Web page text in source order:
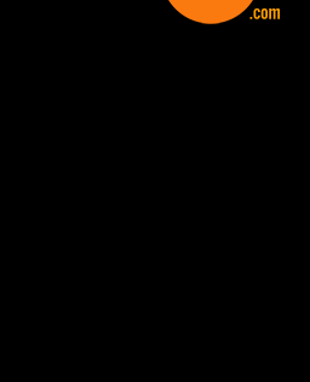
DÉCÈS DE L’EX-PRÉSIDENT ZINE EL